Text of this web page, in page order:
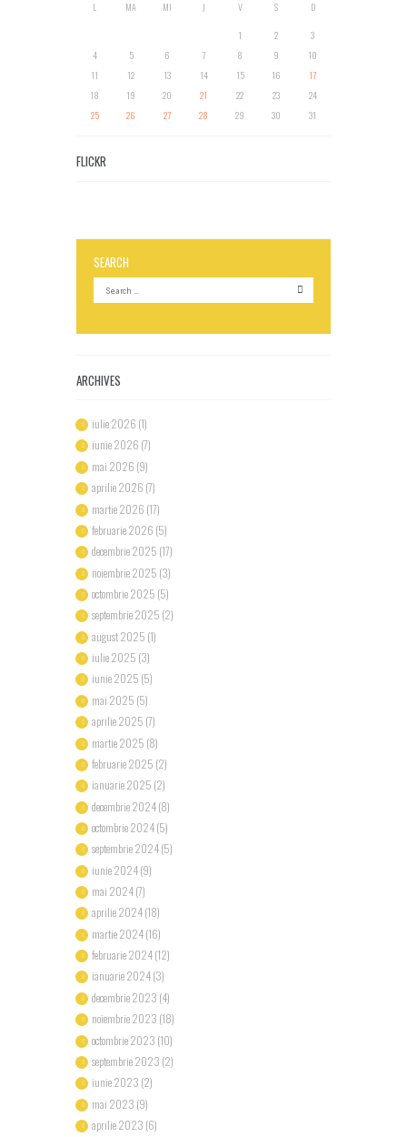
L MA MI J V S D
1 2
3
4
5 6 7 8 9
10
11
12 13 14 15 16
17
18
19 20 21 22 23
24
25
26 27 28 29 30 31
FLICKR
SEARCH
ARCHIVES
iulie 2026 (1)
iunie 2026 (7)
mai 2026 (9)
aprilie 2026 (7)
martie 2026 (17)
februarie 2026 (5)
decembrie 2025 (17)
noiembrie 2025 (3)
octombrie 2025 (5)
septembrie 2025 (2)
august 2025 (1)
iulie 2025 (3)
iunie 2025 (5)
mai 2025 (5)
aprilie 2025 (7)
martie 2025 (8)
februarie 2025 (2)
ianuarie 2025 (2)
decembrie 2024(8)
octombrie 2024(5)
septembrie 2024(5)
iunie 2024(9)
mai 2024(7)
aprilie 2024(18)
martie 2024(16)
februarie 2024(12)
ianuarie 2024(3)
decembrie 2023 (4)
noiembrie 2023 (18)
octombrie 2023 (10)
septembrie 2023 (2)
iunie 2023 (2)
mai 2023 (9)
aprilie 2023 (6)